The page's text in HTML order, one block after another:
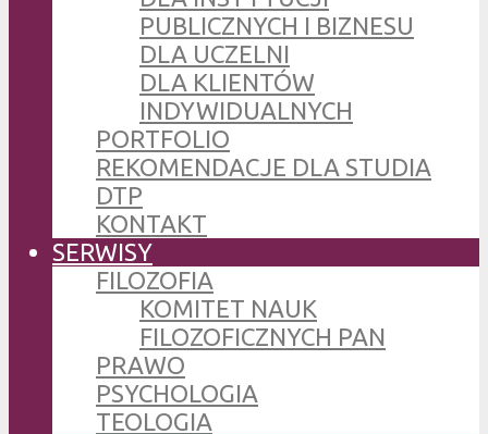
PUBLICZNYCH I BIZNESU
DLA UCZELNI
DLA KLIENTÓW
INDYWIDUALNYCH
PORTFOLIO
REKOMENDACJE DLA STUDIA
DTP
KONTAKT
SERWISY
FILOZOFIA
KOMITET NAUK
FILOZOFICZNYCH PAN
PRAWO
PSYCHOLOGIA
TEOLOGIA